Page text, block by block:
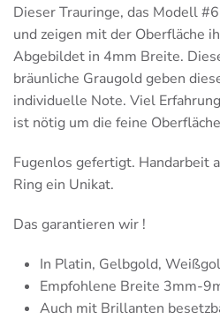
Dieser Trauringe, das Modell
und zeigen mit der Oberfläche
Abgebildet in 4mm Breite.
bräunliche Graugold geben
individuelle Note. Viel
ist nötig um die feine
Fugenlos gefertigt. Handarbeit
Ring ein Unikat.
Das garantieren wir !
In Platin, Gelbgold,
Empfohlene Breite 3mm-
Auch mit Brillanten